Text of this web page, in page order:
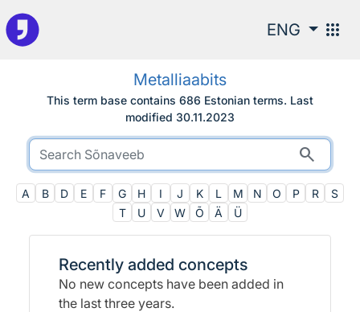
To the search
ENG apps
Metalliaabits
This term base contains 686 Estonian terms. Last
modified 30.11.2023
search
A B D E F G H I J K L M N O P R
S
T
U V W Õ Ä Ü
Recently added concepts
No new concepts have been added in
the last three years.